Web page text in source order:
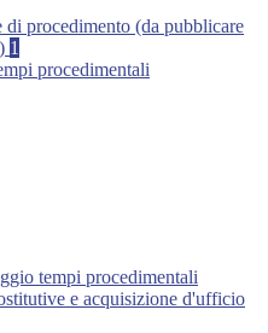
di procedimento (da pubblicare
1
procedimentali
tempi procedimentali
e acquisizione d'ufficio